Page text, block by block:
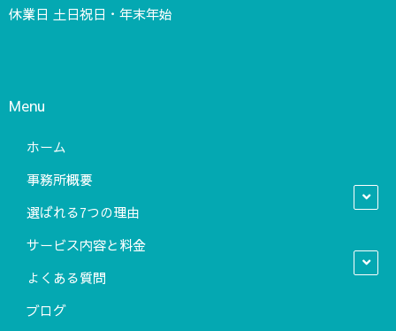
休業日 土日祝日・年末年始
Menu
ホーム
事務所概要
選ばれる7つの理由
サービス内容と料金
よくある質問
ブログ